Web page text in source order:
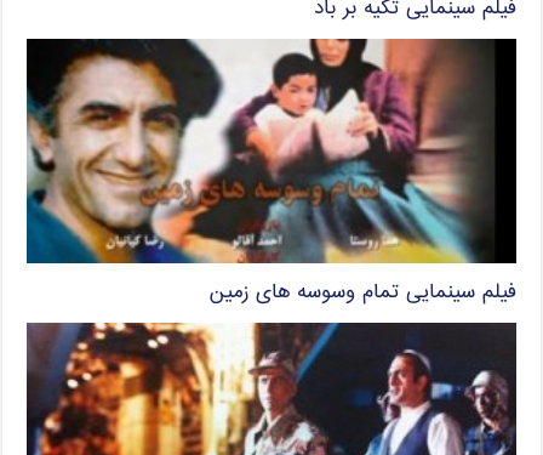
فیلم سینمایی تکیه بر باد
فیلم سینمایی تمام وسوسه های زمین